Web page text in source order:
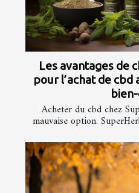
Les avantages de
pour l’achat de cbd
Acheter du cbd chez
mauvaise option.